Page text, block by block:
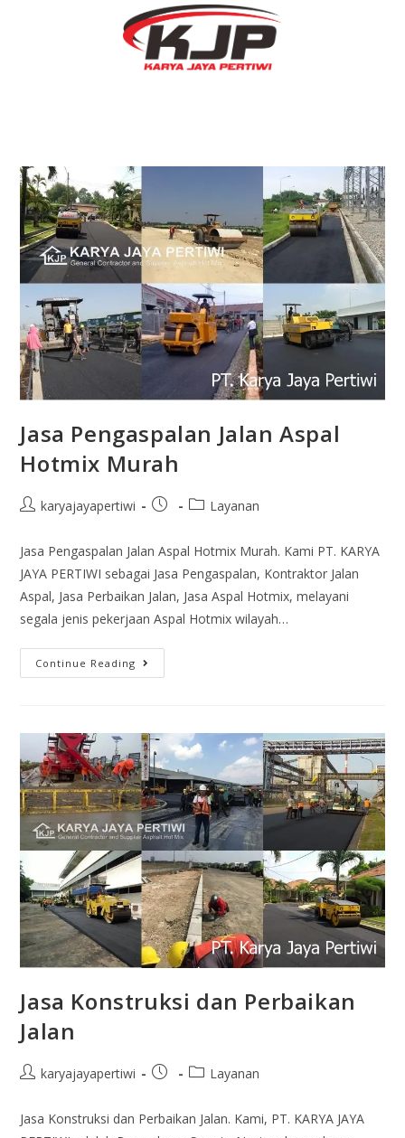
Jasa Pengaspalan Jalan Aspal
Hotmix Murah
karyajayapertiwi Layanan
Jasa Pengaspalan Jalan Aspal Hotmix Murah. Kami PT. KARYA
JAYA PERTIWI sebagai Jasa Pengaspalan, Kontraktor Jalan
Aspal, Jasa Perbaikan Jalan, Jasa Aspal Hotmix, melayani
segala jenis pekerjaan Aspal Hotmix wilayah…
Continue Reading
Jasa Konstruksi dan Perbaikan
Jalan
karyajayapertiwi Layanan
Jasa Konstruksi dan Perbaikan Jalan. Kami, PT. KARYA JAYA